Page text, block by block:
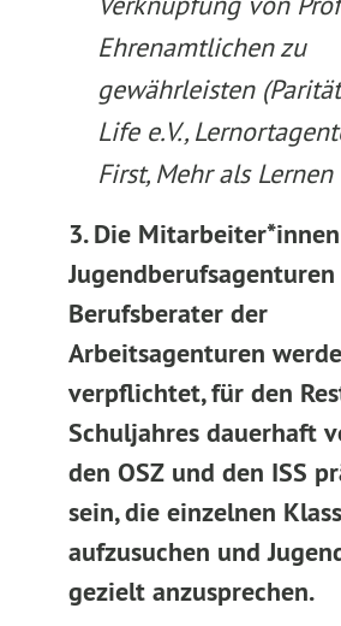
Ehrenamtlichen zu
gewährleisten
Life e.V.,
First, Mehr als Lernen
3. Die
Berufsberater der
Arbeitsagenturen
verpflichtet, für den
Schuljahres dauerhaft
den OSZ und den ISS
sein, die einzelnen
aufzusuchen und
gezielt anzusprechen.